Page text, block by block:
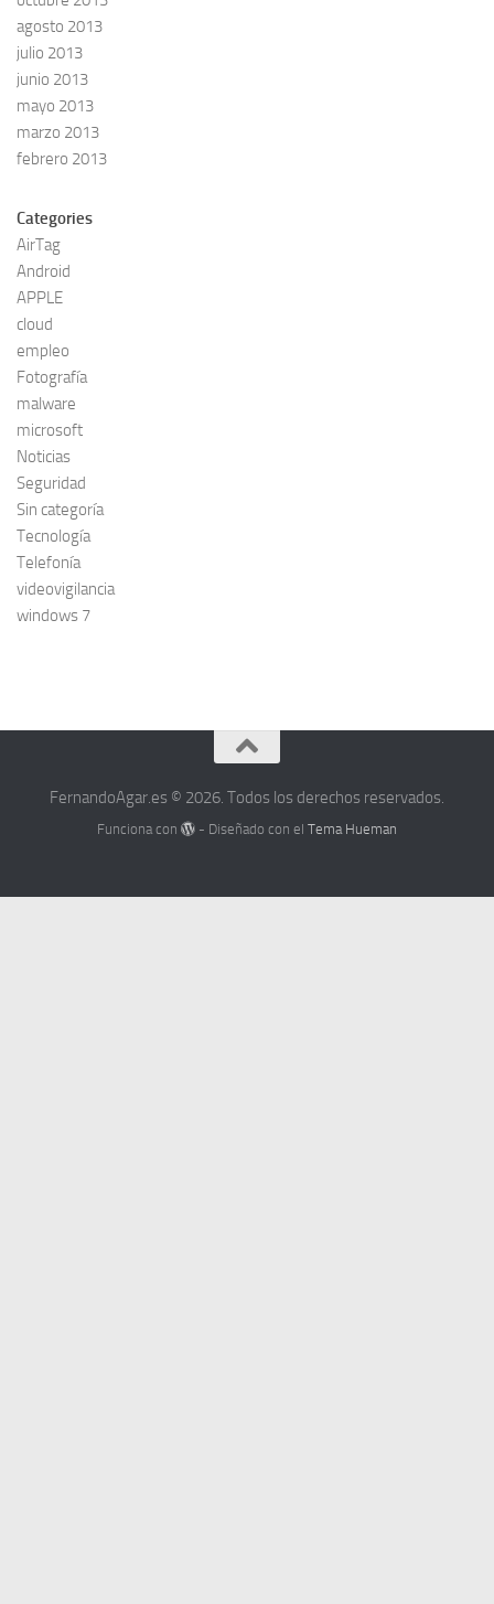
agosto 2013
julio 2013
junio 2013
mayo 2013
marzo 2013
febrero 2013
Categories
AirTag
Android
APPLE
cloud
empleo
Fotografía
malware
microsoft
Noticias
Seguridad
Sin categoría
Tecnología
Telefonía
videovigilancia
windows 7
FernandoAgar.es © 2026. Todos los derechos reservados.
Funciona con - Diseñado con elTema Hueman